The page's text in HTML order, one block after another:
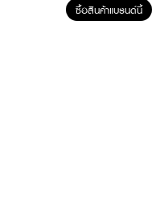
ซื้อสินค้าแบรนด์นี้